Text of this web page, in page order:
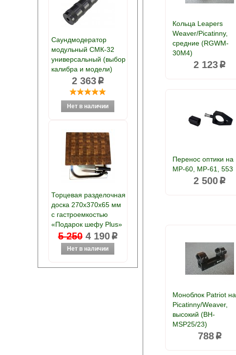
Саундмодератор
модульный СМК-32
универсальный (выбор
калибра и модели)
2 363p
Торцевая разделочная
доска 270х370х65 мм
с гастроемкостью
«Подарок шефу Plus»
5 250 4 190p
Кольца Leapers
Weaver/Picatinny,
средние (RGWM-
30M4)
2 123 p
Перенос оптики на
МР-60, МР-61, 553
2 500 p
Моноблок Patriot на
Picatinny/Weaver,
высокий (BH-
MSP25/23)
788p